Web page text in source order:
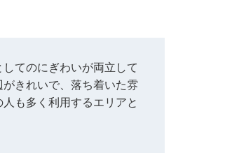
てのにぎわいが両立して
きれいで、落ち着いた雰
も多く利用するエリアと